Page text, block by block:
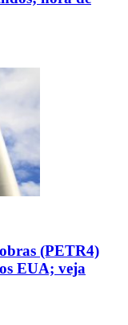
(PETR4)
EUA; veja